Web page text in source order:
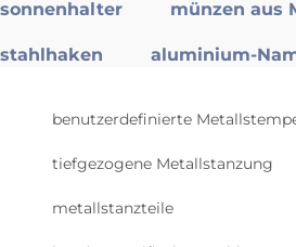
sonnenhalter münzen aus
stahlhaken aluminium-
benutzerdefinierte
tiefgezogene Metallstanzung
metallstanzteile